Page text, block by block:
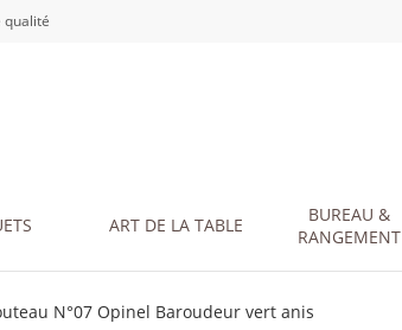
qualité
ART DE LA TABLE
BUREAU &
RANGEMENT
N°07 Opinel Baroudeur vert anis